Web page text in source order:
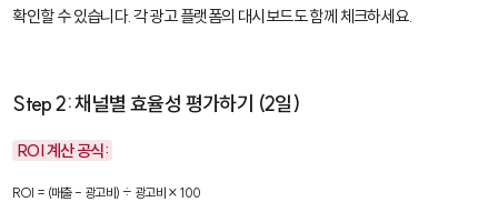
확인할 수 있습니다. 각 광고 플랫폼의 대시보드도 함께 체크하세요.
Step 2: 채널별 효율성 평가하기 (2일)
ROI 계산 공식:
ROI = (매출 - 광고비) ÷ 광고비 × 100